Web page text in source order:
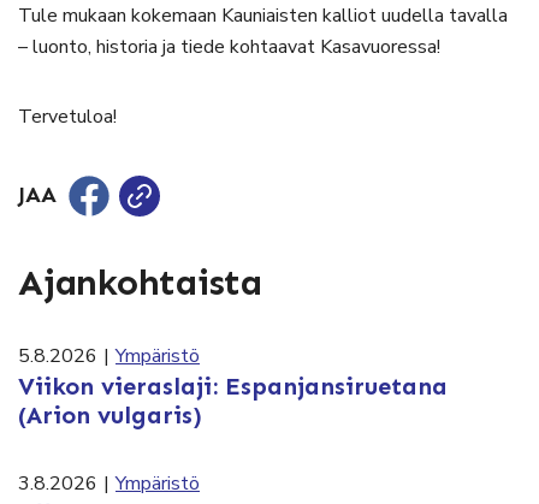
Tule mukaan kokemaan Kauniaisten kalliot uudella tavalla
– luonto, historia ja tiede kohtaavat Kasavuoressa!
Tervetuloa!
JAA
Ajankohtaista
5.8.2026 | Ympäristö
Viikon vieraslaji: Espanjansiruetana
(Arion vulgaris)
3.8.2026 | Ympäristö